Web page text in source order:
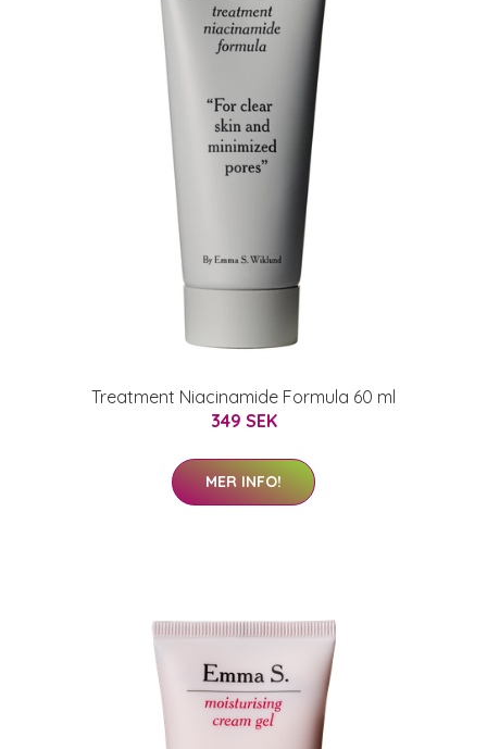
Treatment Niacinamide Formula 60 ml
349 SEK
MER INFO!